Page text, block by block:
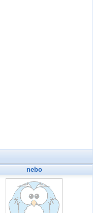
nebo